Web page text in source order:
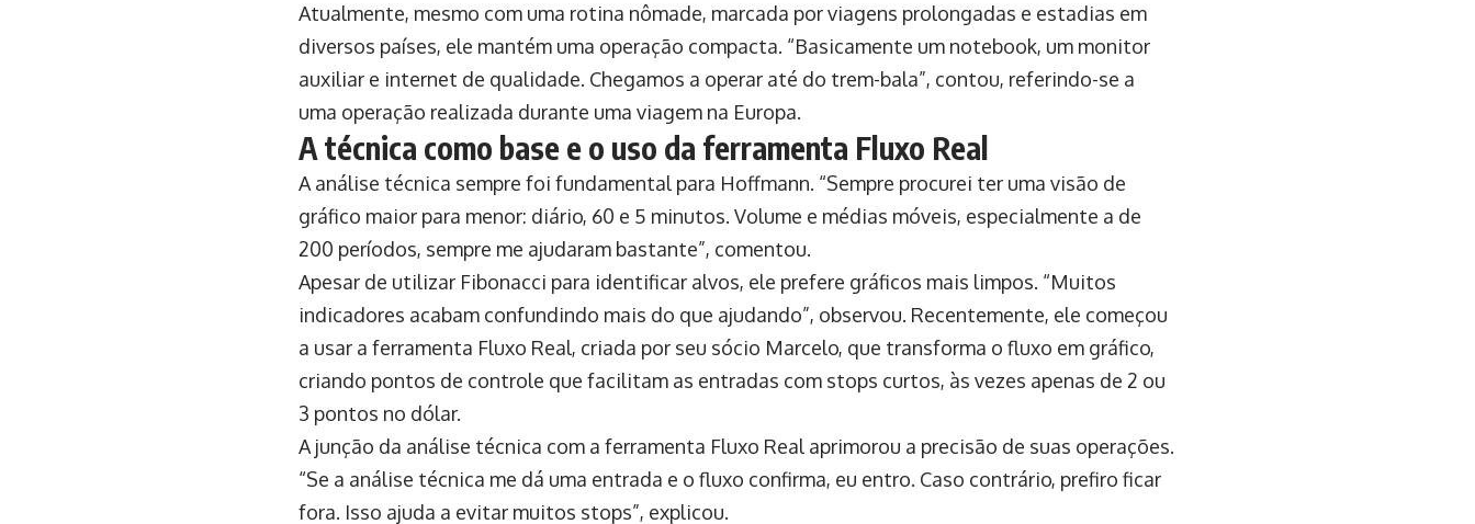
Atualmente, mesmo com uma rotina nômade, marcada por viagens prolongadas e estadias em
diversos países, ele mantém uma operação compacta. “Basicamente um notebook, um monitor
auxiliar e internet de qualidade. Chegamos a operar até do trem-bala”, contou, referindo-se a
uma operação realizada durante uma viagem na Europa.
A técnica como base e o uso da ferramenta Fluxo Real
A análise técnica sempre foi fundamental para Hoffmann. “Sempre procurei ter uma visão de
gráfico maior para menor: diário, 60 e 5 minutos. Volume e médias móveis, especialmente a de
200 períodos, sempre me ajudaram bastante”, comentou.
Apesar de utilizar Fibonacci para identificar alvos, ele prefere gráficos mais limpos. “Muitos
indicadores acabam confundindo mais do que ajudando”, observou. Recentemente, ele começou
a usar a ferramenta Fluxo Real, criada por seu sócio Marcelo, que transforma o fluxo em gráfico,
criando pontos de controle que facilitam as entradas com stops curtos, às vezes apenas de 2 ou
3 pontos no dólar.
A junção da análise técnica com a ferramenta Fluxo Real aprimorou a precisão de suas operações.
“Se a análise técnica me dá uma entrada e o fluxo confirma, eu entro. Caso contrário, prefiro ficar
fora. Isso ajuda a evitar muitos stops”, explicou.